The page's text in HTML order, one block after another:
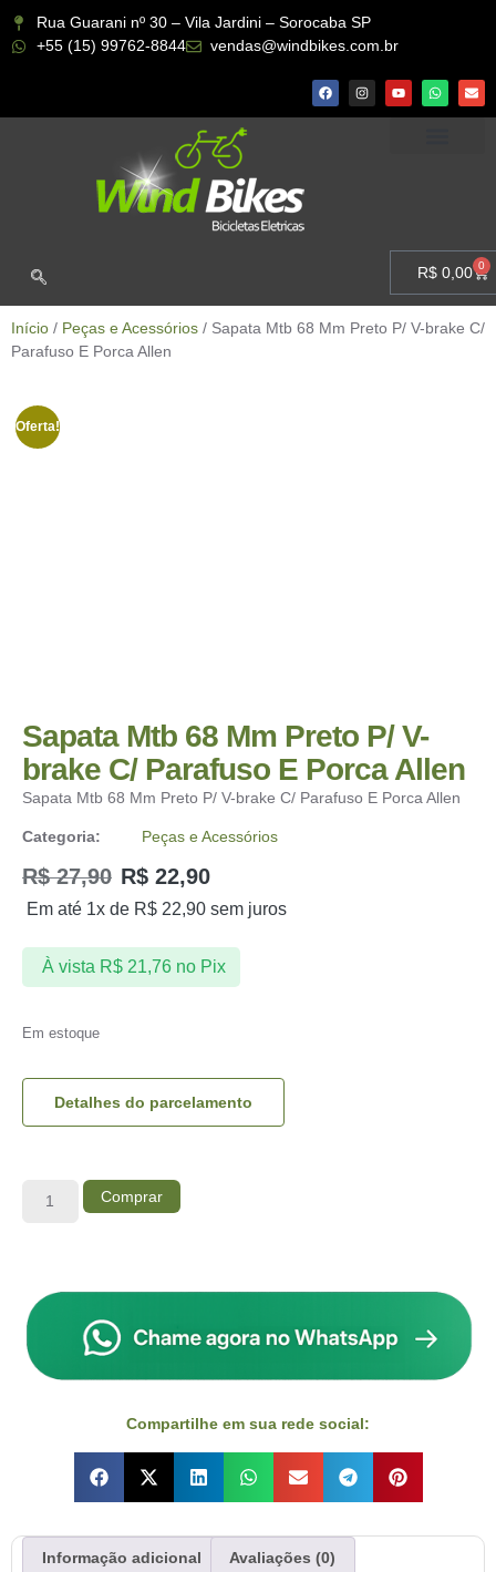
Rua Guarani nº 30 – Vila Jardini – Sorocaba SP
+55 (15) 99762-8844
vendas@windbikes.com.br
R$ 0,00 0
Início / Peças e Acessórios / Sapata Mtb 68 Mm Preto P/ V-brake C/
Parafuso E Porca Allen
Oferta!
Sapata Mtb 68 Mm Preto P/ V-
brake C/ Parafuso E Porca Allen
Sapata Mtb 68 Mm Preto P/ V-brake C/ Parafuso E Porca Allen
Categoria: Peças e Acessórios
R$27,90 R$ 22,90
Em até 1x de R$ 22,90 sem juros
À vista R$21,76 no Pix
Em estoque
Detalhes do parcelamento
Comprar
Compartilhe em sua rede social:
Informação adicional Avaliações (0)